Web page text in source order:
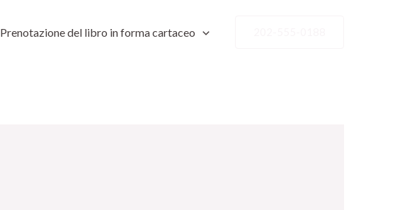
Prenotazione del libro in forma cartaceo